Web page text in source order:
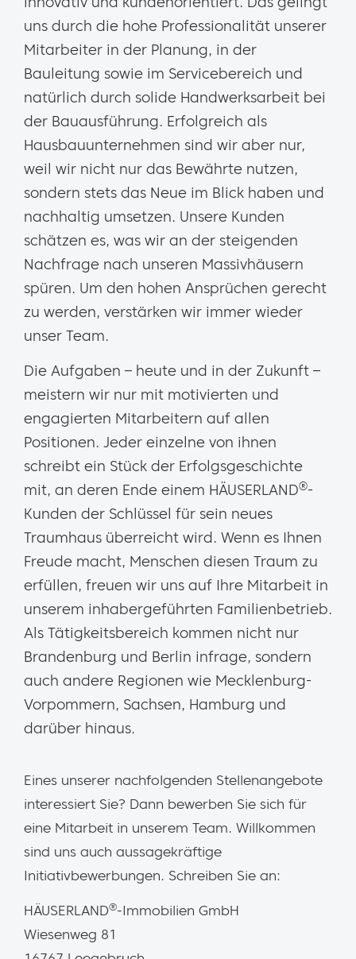
uns durch die hohe Professionalität unserer
Mitarbeiter in der Planung, in der
Bauleitung sowie im Servicebereich und
natürlich durch solide Handwerksarbeit bei
der Bauausführung. Erfolgreich als
Hausbauunternehmen sind wir aber nur,
weil wir nicht nur das Bewährte nutzen,
sondern stets das Neue im Blick haben und
nachhaltig umsetzen. Unsere Kunden
schätzen es, was wir an der steigenden
Nachfrage nach unseren Massivhäusern
spüren. Um den hohen Ansprüchen gerecht
zu werden, verstärken wir immer wieder
unser Team.
Die Aufgaben – heute und in der Zukunft –
meistern wir nur mit motivierten und
engagierten Mitarbeitern auf allen
Positionen. Jeder einzelne von ihnen
schreibt ein Stück der Erfolgsgeschichte
mit, an deren Ende einem HÄUSERLAND®-
Kunden der Schlüssel für sein neues
Traumhaus überreicht wird. Wenn es Ihnen
Freude macht, Menschen diesen Traum zu
erfüllen, freuen wir uns auf Ihre Mitarbeit in
unserem inhabergeführten Familienbetrieb.
Als Tätigkeitsbereich kommen nicht nur
Brandenburg und Berlin infrage, sondern
auch andere Regionen wie Mecklenburg-
Vorpommern, Sachsen, Hamburg und
darüber hinaus.
Eines unserer nachfolgenden Stellenangebote
interessiert Sie? Dann bewerben Sie sich für
eine Mitarbeit in unserem Team. Willkommen
sind uns auch aussagekräftige
Initiativbewerbungen. Schreiben Sie an:
HÄUSERLAND®-Immobilien GmbH
Wiesenweg 81